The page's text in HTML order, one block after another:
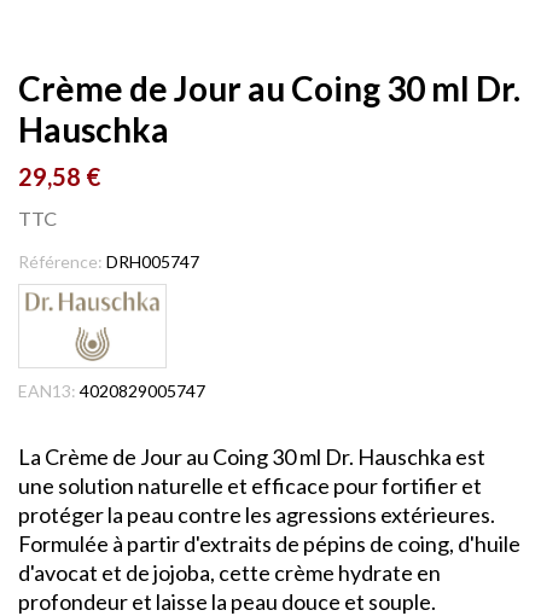
Crème de Jour au Coing 30 ml Dr.
Hauschka
29,58 €
TTC
Référence: DRH005747
EAN13: 4020829005747
La Crème de Jour au Coing 30 ml Dr. Hauschka est
une solution naturelle et efficace pour fortifier et
protéger la peau contre les agressions extérieures.
Formulée à partir d'extraits de pépins de coing, d'huile
d'avocat et de jojoba, cette crème hydrate en
profondeur et laisse la peau douce et souple.